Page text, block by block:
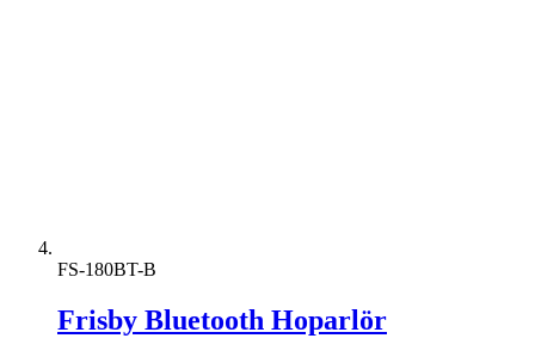
FS-180BT-B
Frisby Bluetooth Hoparlör